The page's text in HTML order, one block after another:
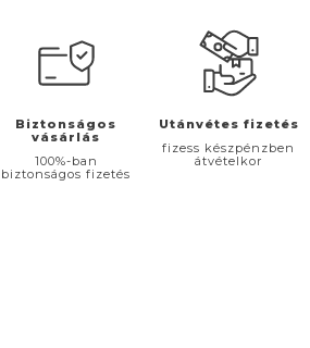
Biztonságos
vásárlás
100%-ban
biztonságos fizetés
Utánvétes fizetés
fizess készpénzben
átvételkor